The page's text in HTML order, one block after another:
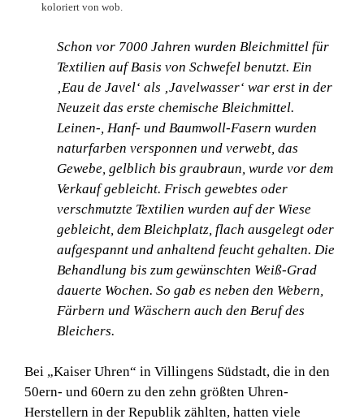
koloriert von wob.
Schon vor 7000 Jahren wurden Bleichmittel für
Textilien auf Basis von Schwefel benutzt. Ein
‚Eau de Javel‘ als ‚Javelwasser‘ war erst in der
Neuzeit das erste chemische Bleichmittel.
Leinen-, Hanf- und Baumwoll-Fasern wurden
naturfarben versponnen und verwebt, das
Gewebe, gelblich bis graubraun, wurde vor dem
Verkauf gebleicht. Frisch gewebtes oder
verschmutzte Textilien wurden auf der Wiese
gebleicht, dem Bleichplatz, flach ausgelegt oder
aufgespannt und anhaltend feucht gehalten. Die
Behandlung bis zum gewünschten Weiß-Grad
dauerte Wochen. So gab es neben den Webern,
Färbern und Wäschern auch den Beruf des
Bleichers.
Bei „Kaiser Uhren“ in Villingens Südstadt, die in den
50ern- und 60ern zu den zehn größten Uhren-
Herstellern in der Republik zählten, hatten viele